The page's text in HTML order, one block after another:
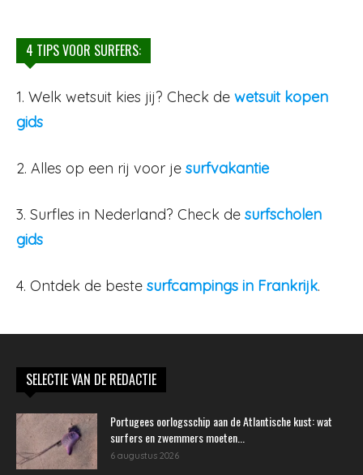
4 TIPS VOOR SURFERS:
1. Welk wetsuit kies jij? Check de wetsuit kopen
gids
2. Alles op een rij voor je surfvakantie
3. Surfles in Nederland? Check de surfscholen
gids
4. Ontdek de beste surfcampings in Frankrijk.
SELECTIE VAN DE REDACTIE
Portugees oorlogsschip aan de Atlantische kust: wat
surfers en zwemmers moeten...
6 augustus 2026